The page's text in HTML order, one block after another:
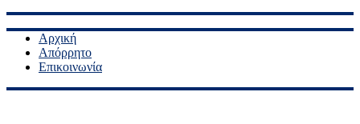
Αρχική
Απόρρητο
Επικοινωνία